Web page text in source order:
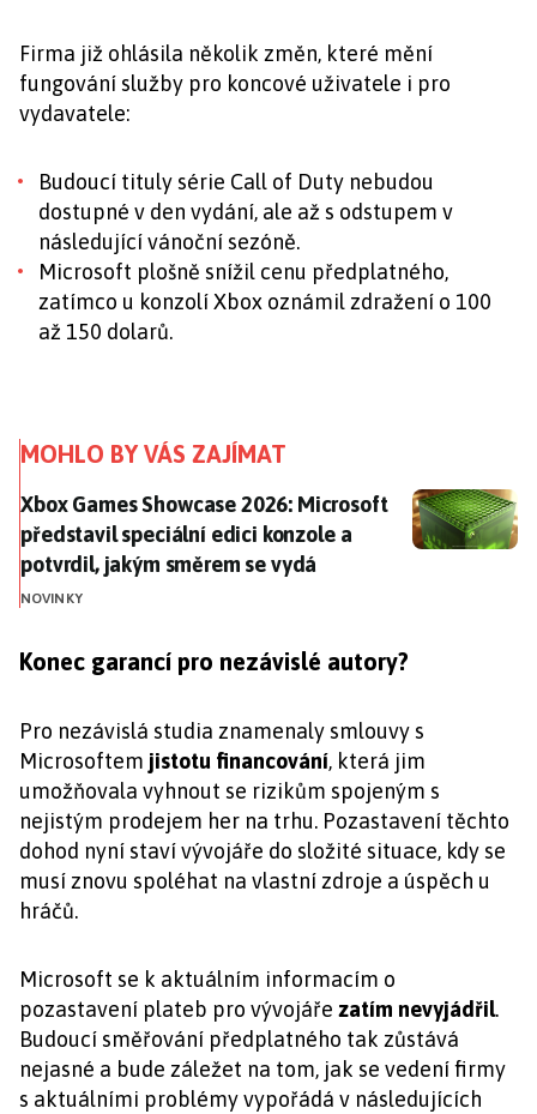
Firma již ohlásila několik změn, které mění
fungování služby pro koncové uživatele i pro
vydavatele:
Budoucí tituly série Call of Duty nebudou
dostupné v den vydání, ale až s odstupem v
následující vánoční sezóně.
Microsoft plošně snížil cenu předplatného,
zatímco u konzolí Xbox oznámil zdražení o 100
až 150 dolarů.
MOHLO BY VÁS ZAJÍMAT
Xbox Games Showcase 2026: Microsoft představil
Xbox Games Showcase 2026: Microsoft
představil speciální edici konzole a
potvrdil, jakým směrem se vydá
NOVINKY
Konec garancí pro nezávislé autory?
Pro nezávislá studia znamenaly smlouvy s
Microsoftem jistotu financování, která jim
umožňovala vyhnout se rizikům spojeným s
nejistým prodejem her na trhu. Pozastavení těchto
dohod nyní staví vývojáře do složité situace, kdy se
musí znovu spoléhat na vlastní zdroje a úspěch u
hráčů.
Microsoft se k aktuálním informacím o
pozastavení plateb pro vývojáře zatím nevyjádřil.
Budoucí směřování předplatného tak zůstává
nejasné a bude záležet na tom, jak se vedení firmy
s aktuálními problémy vypořádá v následujících